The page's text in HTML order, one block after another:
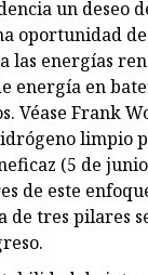
un deseo
oportunidad
las energías
energía en
Véase Frank
limpio
(5 de
de este
de tres pilares